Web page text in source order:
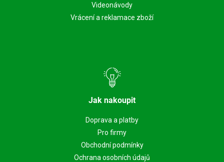
Videonávody
Vrácení a reklamace zboží
Jak nakoupit
Doprava a platby
Pro firmy
Obchodní podmínky
Ochrana osobních údajů